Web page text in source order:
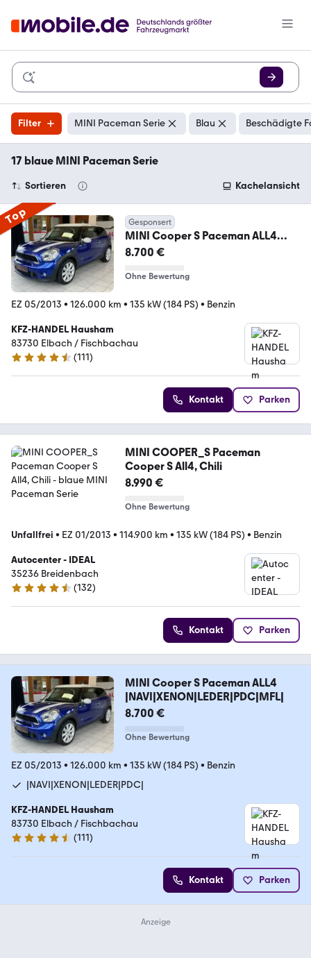
Filter MINI Paceman Serie Blau Beschädigte
17 blaue MINI Paceman Serie
Sortieren Kachelansicht
Top Gesponsert
MINI Cooper S Paceman ALL4
|NAVI|XENON|LEDER|PDC|MFL|
8.700 €
Ohne Bewertung
EZ 05/2013 • 126.000 km • 135 kW (184 PS) • Benzin
KFZ-HANDEL Hausham
83730 Elbach / Fischbachau
4.5 Sterne
(111)
Kontakt Parken
MINI COOPER_S Paceman
Cooper S All4, Chili
8.990 €
Ohne Bewertung
Unfallfrei • EZ 01/2013 • 114.900 km • 135 kW (184 PS) • Benzin
Autocenter - IDEAL
35236 Breidenbach
4.6 Sterne
(132)
Kontakt Parken
MINI Cooper S Paceman ALL4
|NAVI|XENON|LEDER|PDC|MFL|
8.700 €
Ohne Bewertung
EZ 05/2013 • 126.000 km • 135 kW (184 PS) • Benzin
|NAVI|XENON|LEDER|PDC|
KFZ-HANDEL Hausham
83730 Elbach / Fischbachau
4.5 Sterne
(111)
Kontakt Parken